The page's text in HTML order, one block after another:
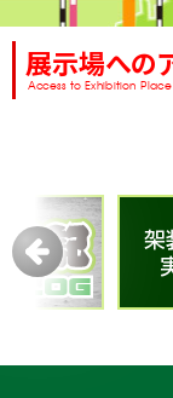
展示場への
Access to Exhibition Place